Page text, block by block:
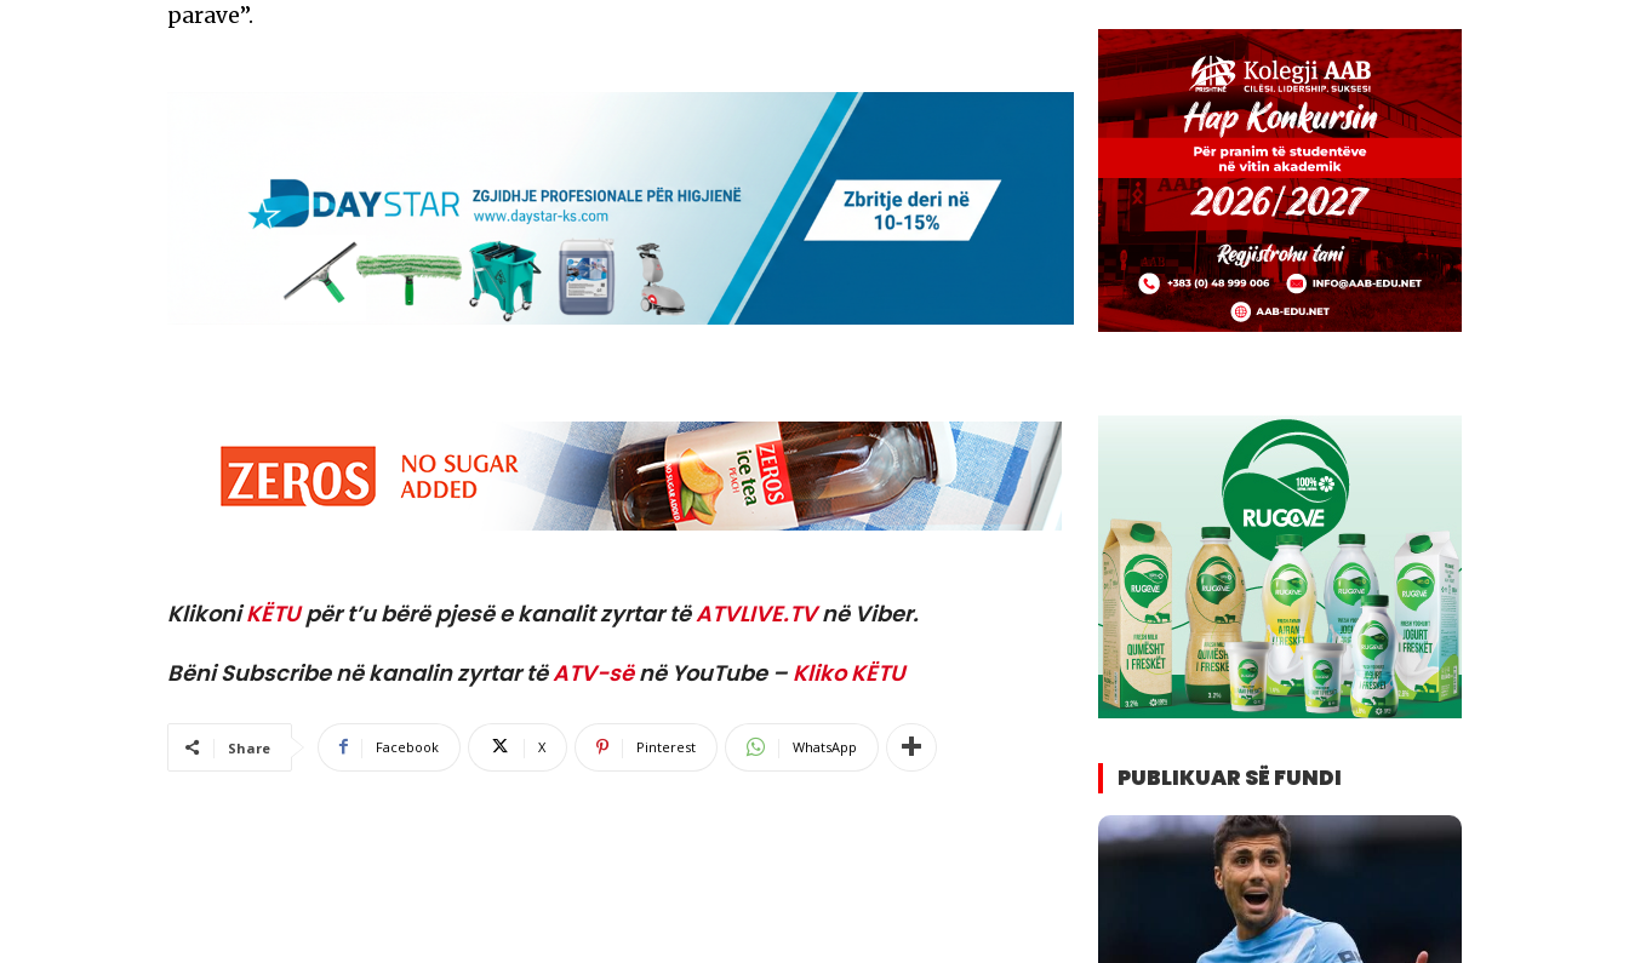
parave’’.
KlikoniKËTUpër t’u bërë pjesë e kanalit zyrtar tëATVLIVE.TVnë Viber.
Bëni Subscribe në kanalin zyrtar tëATV-sënë YouTube – Kliko KËTU
Share Facebook X Pinterest WhatsApp
PUBLIKUAR SË FUNDI